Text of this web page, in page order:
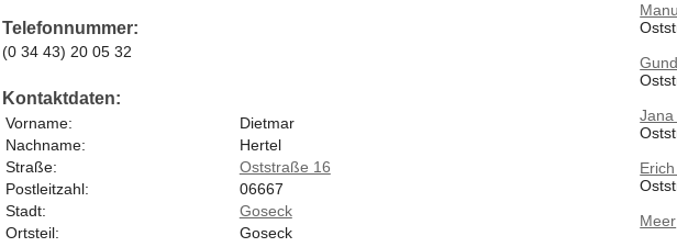
Telefonnummer:
(0 34 43) 20 05 32
Kontaktdaten:
Vorname:
Dietmar
Nachname:
Hertel
Straße:
Oststraße 16
Postleitzahl:
06667
Stadt:
Goseck
Ortsteil:
Goseck
Meer